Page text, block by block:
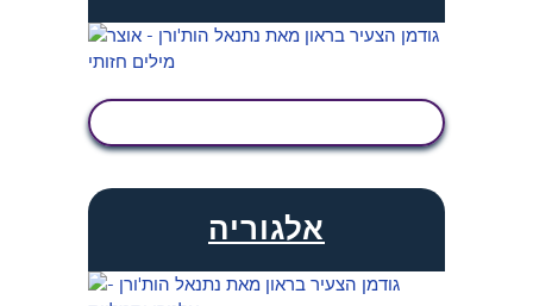
אלגוריה